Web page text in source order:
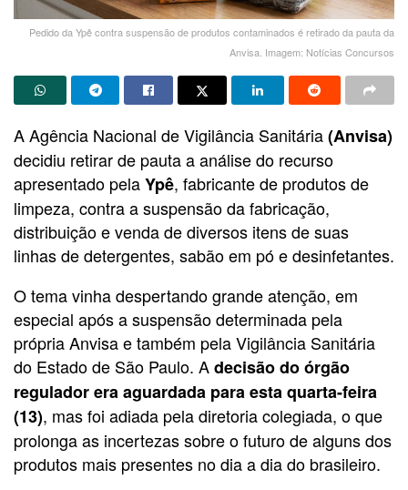
Pedido da Ypê contra suspensão de produtos contaminados é retirado da pauta da
Anvisa. Imagem: Notícias Concursos
A Agência Nacional de Vigilância Sanitária(Anvisa)
decidiu retirar de pauta a análise do recurso
apresentado pelaYpê, fabricante de produtos de
limpeza, contra a suspensão da fabricação,
distribuição e venda de diversos itens de suas
linhas de detergentes, sabão em pó e desinfetantes.
O tema vinha despertando grande atenção, em
especial após a suspensão determinada pela
própria Anvisa e também pela Vigilância Sanitária
do Estado de São Paulo. Adecisão do órgão
regulador era aguardada para esta quarta-feira
(13), mas foi adiada pela diretoria colegiada, o que
prolonga as incertezas sobre o futuro de alguns dos
produtos mais presentes no dia a dia do brasileiro.